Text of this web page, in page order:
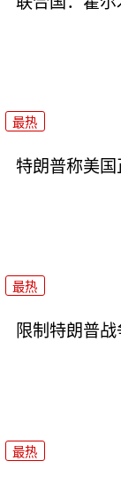
最热
特朗普称美
最热
限制特朗普
最热